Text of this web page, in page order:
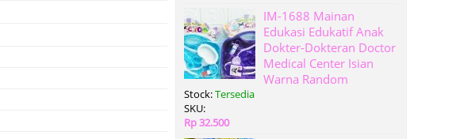
IM-1688 Mainan
Edukasi Edukatif Anak
Dokter-Dokteran Doctor
Medical Center Isian
Warna Random
Stock:Tersedia
SKU:
Rp 32.500